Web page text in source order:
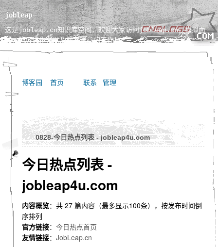
jobleap
这是jobleap.cn知识库空间，欢迎大家访问jobleap.cn，模拟面
试、简历优化，以及找到满意的工作！
博客园 首页 联系 管理
0828-今日热点列表 - jobleap4u.com
今日热点列表 -
jobleap4u.com
内容概览：共 27 篇内容（最多显示100条），按发布时间倒
序排列
官方链接： 今日热点首页
友情链接： JobLeap.cn